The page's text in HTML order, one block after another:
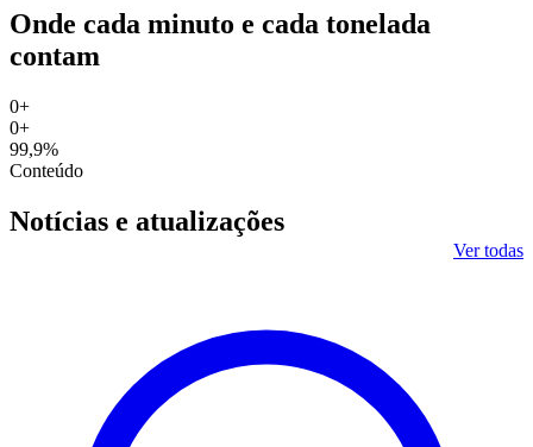
Onde cada minuto e cada tonelada
contam
0+
0+
99,9%
Conteúdo
Notícias e atualizações
Ver todas